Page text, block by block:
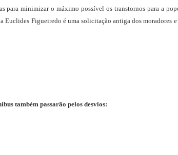
para minimizar o máximo possível os transtornos para a
Euclides Figueiredo é uma solicitação antiga dos moradores
também passarão pelos desvios: